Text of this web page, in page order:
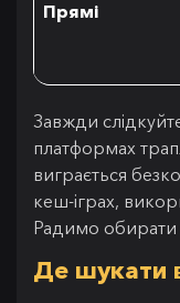
Прямі
Завжди
платформах
виграється
кеш-іграх,
Радимо обирати
Де шукати